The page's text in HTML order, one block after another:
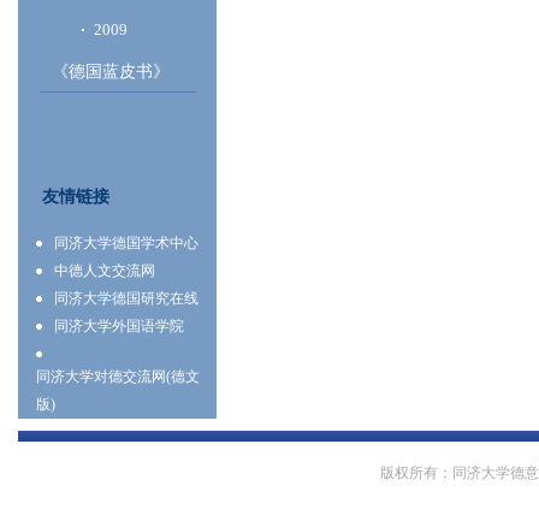
2009
《德国蓝皮书》
友情链接
同济大学德国学术中心
中德人文交流网
同济大学德国研究在线
同济大学外国语学院
同济大学对德交流网(德文
版)
版权所有：同济大学德